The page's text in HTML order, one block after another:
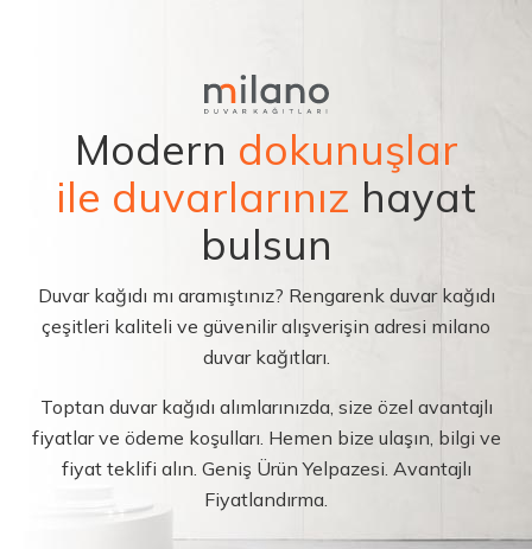
Modern dokunuşlar
ile duvarlarınız hayat
bulsun
Duvar kağıdı mı aramıştınız? Rengarenk duvar kağıdı
çeşitleri kaliteli ve güvenilir alışverişin adresi milano
duvar kağıtları.
Toptan duvar kağıdı alımlarınızda, size özel avantajlı
fiyatlar ve ödeme koşulları. Hemen bize ulaşın, bilgi ve
fiyat teklifi alın. Geniş Ürün Yelpazesi. Avantajlı
Fiyatlandırma.